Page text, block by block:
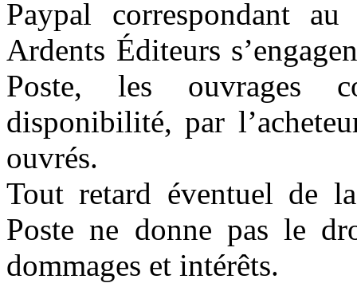
Paypal correspondant
Ardents Éditeurs
Poste, les ouvrages
disponibilité, par
ouvrés.
Tout retard éventuel de
Poste ne donne pas le
dommages et intérêts.